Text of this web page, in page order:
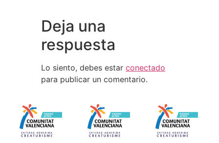
Deja una
respuesta
Lo siento, debes estar conectado
para publicar un comentario.